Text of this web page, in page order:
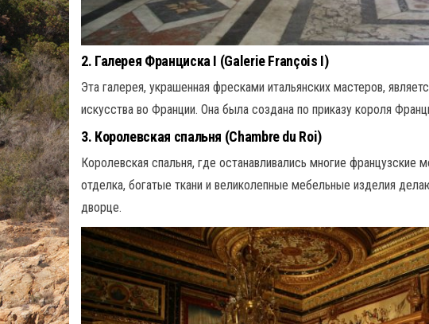
2. Галерея Франциска I (Galerie François I)
Эта галерея, украшенная фресками итальянских мастеров,
искусства во Франции. Она была создана по приказу короля
3. Королевская спальня (Chambre du Roi)
Королевская спальня, где останавливались многие французские
отделка, богатые ткани и великолепные мебельные изделия
дворце.